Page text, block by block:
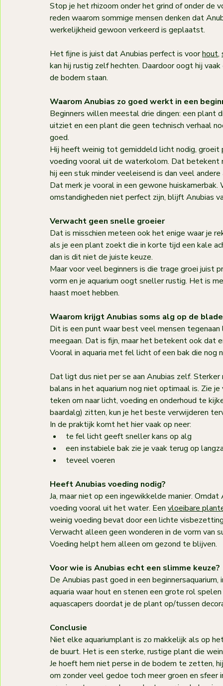
Stop je het rhizoom onder het grind of onder de
reden waarom sommige mensen denken dat
werkelijkheid gewoon verkeerd is geplaatst.
Het fijne is juist dat Anubias perfect is voor hout,
kan hij rustig zelf hechten. Daardoor oogt hij
de bodem staan.
Waarom Anubias zo goed werkt in een
Beginners willen meestal drie dingen: een
uitziet en een plant die geen technisch verhaal
goed.
Hij heeft weinig tot gemiddeld licht nodig,
voeding vooral uit de waterkolom. Dat
hij een stuk minder veeleisend is dan veel andere
Dat merk je vooral in een gewone
omstandigheden niet perfect zijn, blijft Anubias
Verwacht geen snelle groeier
Dat is misschien meteen ook het enige waar je
als je een plant zoekt die in korte tijd een kale
dan is dit niet de juiste keuze.
Maar voor veel beginners is die trage groei
vorm en je aquarium oogt sneller rustig. Het is
haast moet hebben.
Waarom krijgt Anubias soms alg op de
Dit is een punt waar best veel mensen
meegaan. Dat is fijn, maar het betekent ook dat
Vooral in aquaria met fel licht of een bak die nog
Dat ligt dus niet per se aan Anubias zelf.
balans in het aquarium nog niet optimaal is. Zie
teken om naar licht, voeding en onderhoud te
baardalg) zitten, kun je het beste verwijderen
In de praktijk komt het hier vaak op neer:
te fel licht geeft sneller kans op alg
een instabiele bak zie je vaak terug op
teveel voeren
Heeft Anubias voeding nodig?
Ja, maar niet op een ingewikkelde manier.
voeding vooral uit het water. Een vloeibare
weinig voeding bevat door een lichte
Verwacht alleen geen wonderen in de vorm
Voeding helpt hem alleen om gezond te blijven.
Voor wie is Anubias echt een slimme keuze?
De Anubias past goed in een
aquaria waar hout en stenen een grote rol
aquascapers doordat je de plant op/tussen
Conclusie
Niet elke aquariumplant is zo makkelijk als op
de buurt. Het is een sterke, rustige plant die
Je hoeft hem niet perse in de bodem te zetten,
om zonder veel gedoe toch meer groen en